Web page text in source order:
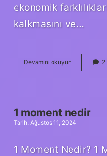
ekonomik
kalkmasını ve…
Devamını okuyun
amacı
2
1 moment nedir
Tarih: Ağustos 11, 2024
1 Moment Nedir? 1